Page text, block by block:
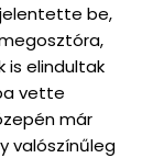
jelentette be,
is elindultak
vette
már
valószínűleg